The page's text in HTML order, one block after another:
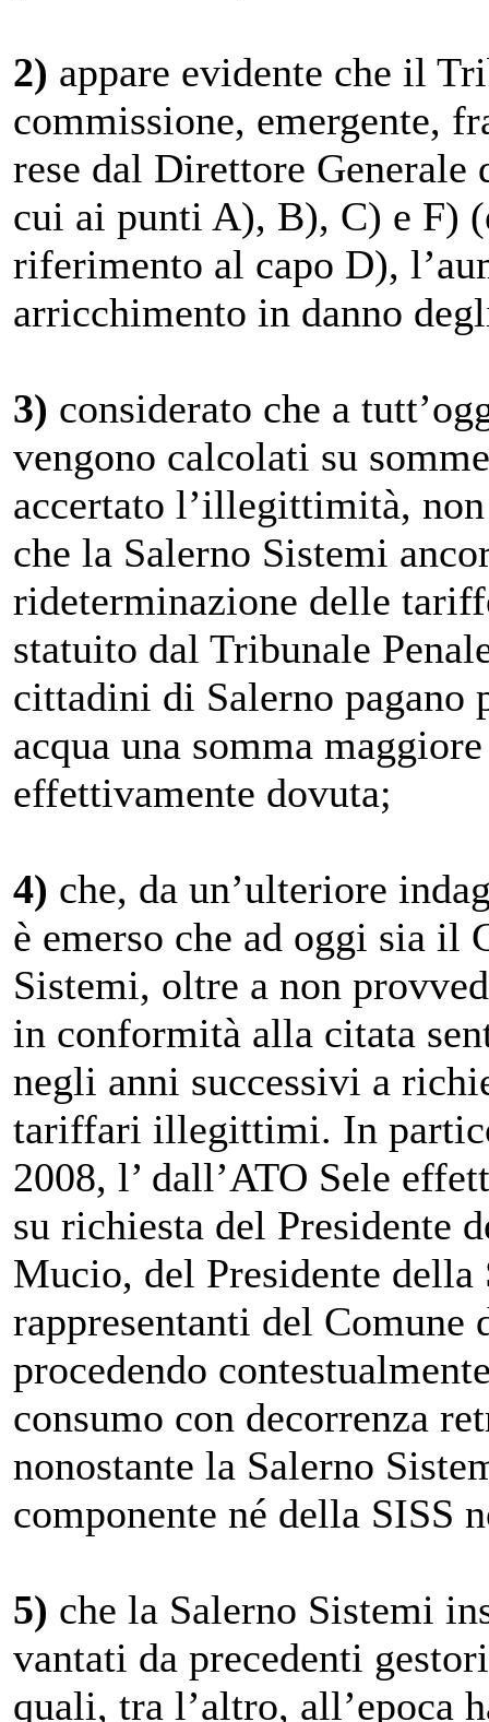
2) appare evidente che il
commissione, emergente,
rese dal Direttore
cui ai punti A), B), C) e F)
riferimento al capo D),
arricchimento in danno
3) considerato che a
vengono calcolati su
accertato l’illegittimità,
che la Salerno Sistemi
rideterminazione delle
statuito dal Tribunale
cittadini di Salerno
acqua una somma
effettivamente dovuta;
4) che, da un’ulteriore
è emerso che ad oggi sia il
Sistemi, oltre a non
in conformità alla citata
negli anni successivi a
tariffari illegittimi. In
2008, l’ dall’ATO Sele
su richiesta del Presidente
Mucio, del Presidente
rappresentanti del
procedendo
consumo con decorrenza
nonostante la Salerno
componente né della SISS
5) che la Salerno Sistemi
vantati da precedenti
quali, tra l’altro, all’epoca